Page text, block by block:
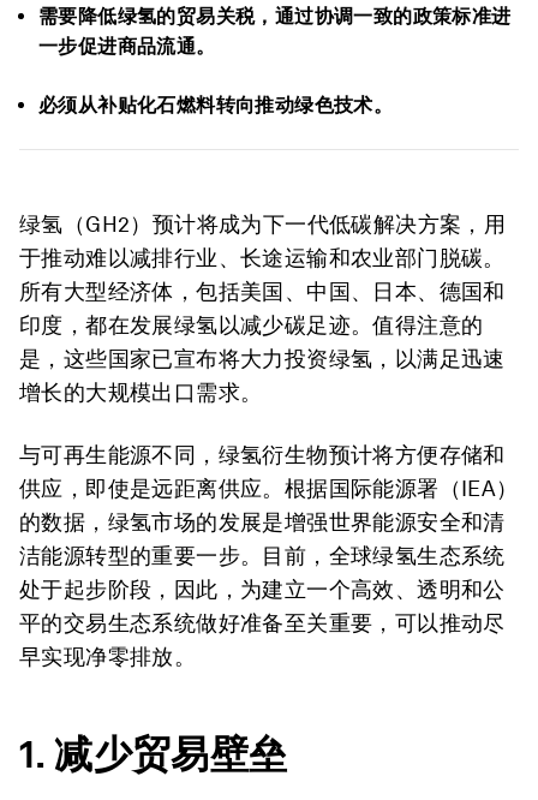
需要降低绿氢的贸易关税，通过协调一致的政策标准进
一步促进商品流通。
必须从补贴化石燃料转向推动绿色技术。
绿氢（GH2）预计将成为下一代低碳解决方案，用
于推动难以减排行业、长途运输和农业部门脱碳。
所有大型经济体，包括美国、中国、日本、德国和
印度，都在发展绿氢以减少碳足迹。值得注意的
是，这些国家已宣布将大力投资绿氢，以满足迅速
增长的大规模出口需求。
与可再生能源不同，绿氢衍生物预计将方便存储和
供应，即使是远距离供应。根据国际能源署（IEA）
的数据，绿氢市场的发展是增强世界能源安全和清
洁能源转型的重要一步。目前，全球绿氢生态系统
处于起步阶段，因此，为建立一个高效、透明和公
平的交易生态系统做好准备至关重要，可以推动尽
早实现净零排放。
1.减少贸易壁垒